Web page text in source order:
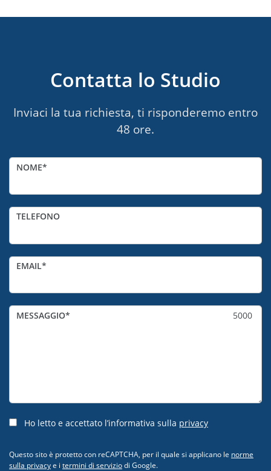
Contatta lo Studio
Inviaci la tua richiesta, ti risponderemo entro
48 ore.
NOME
TELEFONO
EMAIL
MESSAGGIO 5000
Ho letto e accettato l’informativa sulla privacy
Questo sito è protetto con reCAPTCHA, per il quale si applicano le norme
sulla privacye i termini di serviziodi Google.